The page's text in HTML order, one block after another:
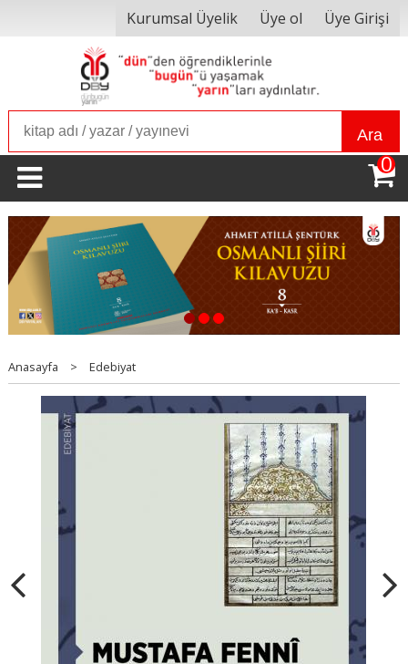
Kurumsal Üyelik Üye ol Üye Girişi
Ara
0
1 2 3
Anasayfa > Edebiyat